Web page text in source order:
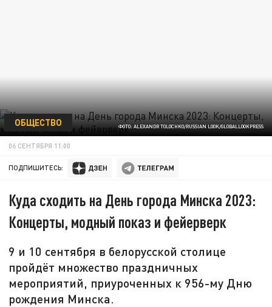
ФОТО: ALEXANDR TOLOCHKO/RUSSIAN LOOK/GLOBALLOOKPRESS
ОБЩЕСТВО
06 СЕНТЯБРЯ 11:00
ПОДПИШИТЕСЬ:
Куда сходить на День города Минска 2023:
Концерты, модный показ и фейерверк
9 и 10 сентября в белорусской столице
пройдёт множество праздничных
мероприятий, приуроченных к 956-му Дню
рождения Минска.